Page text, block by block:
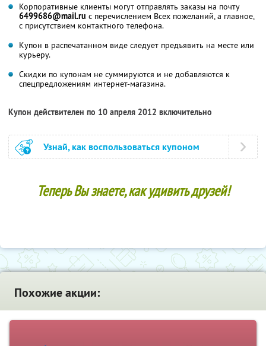
Корпоративные клиенты могут отправлять заказы на почту
6499686@mail.ru с перечислением Всех пожеланий, а главное,
с присутствием контактного телефона.
Купон в распечатанном виде следует предъявить на месте или
курьеру.
Скидки по купонам не суммируются и не добавляются к
спецпредложениям интернет-магазина.
Купон действителен по 10 апреля 2012 включительно
Узнай, как воспользоваться купоном
Теперь Вы знаете, как удивить друзей!
Похожие акции: